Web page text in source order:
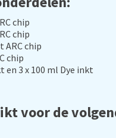
chip
chip
ARC chip
chip
3 x 100 ml Dye inkt
voor de